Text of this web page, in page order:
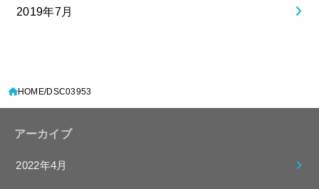
2019年7月
HOME DSC03953
アーカイブ
2022年4月